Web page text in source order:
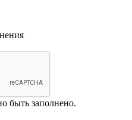
быть заполнено.